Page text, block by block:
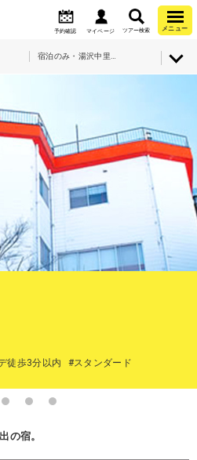
予約確認 マイページ ツアー検索 メニュー
徒歩3分以内 #スタンダード
の宿。